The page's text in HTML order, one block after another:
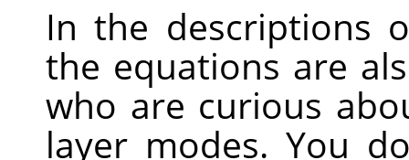
In the descriptions
the equations are
who are curious
layer modes. You